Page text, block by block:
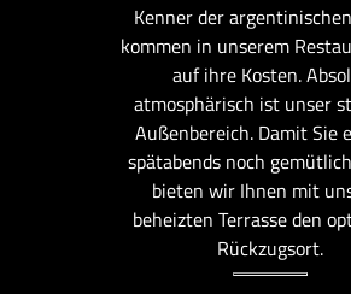
Kenner der
kommen in unserem
auf ihre Kosten.
atmosphärisch ist unser
Außenbereich. Damit Sie
spätabends noch
bieten wir Ihnen mit
beheizten Terrasse den
Rückzugsort.